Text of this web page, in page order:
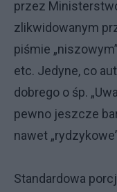
przez
zlikwidowanym
piśmie
etc. Jedyne, co
dobrego o śp.
pewno jeszcze
nawet
Standardowa